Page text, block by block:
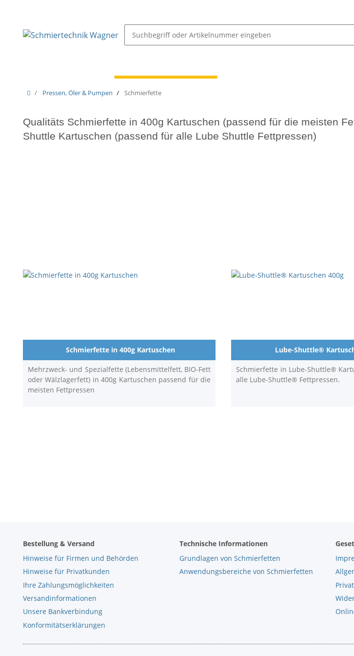
Pressen, Öler & Pumpen Schmierfette
Qualitäts Schmierfette in 400g Kartuschen (passend für die meisten
Shuttle Kartuschen (passend für alle Lube Shuttle Fettpressen)
Schmierfette in 400g Kartuschen
Mehrzweck- und Spezialfette (Lebensmittelfett, BIO-Fett
oder Wälzlagerfett) in 400g Kartuschen passend für die
meisten Fettpressen
Lube-Shuttle®
Schmierfette in Lube-Shuttle®
alle Lube-Shuttle® Fettpressen.
Bestellung & Versand
Hinweise für Firmen und Behörden
Hinweise für Privatkunden
Ihre Zahlungsmöglichkeiten
Versandinformationen
Unsere Bankverbindung
Konformitätserklärungen
Technische Informationen
Grundlagen von Schmierfetten
Anwendungsbereiche von Schmierfetten